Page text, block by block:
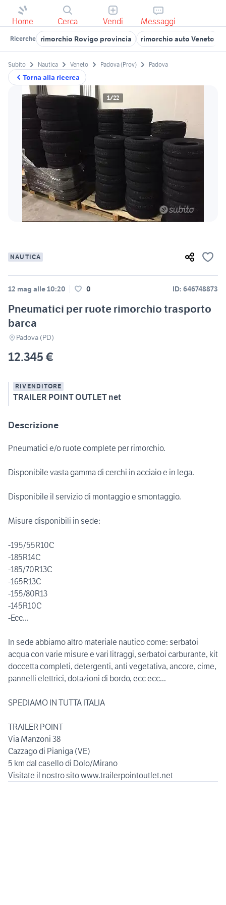
Home Cerca Vendi Messaggi
Ricerche rimorchio Rovigo provincia rimorchio auto Veneto
Torna alla ricerca
Subito Nautica Veneto Padova (Prov) Padova
1/22
NAUTICA
12 mag alle 10:20 0 ID: 646748873
Pneumatici per ruote rimorchio trasporto
barca
Padova (PD)
12.345 €
RIVENDITORE
TRAILER POINT OUTLET net
Descrizione
Pneumatici e/o ruote complete per rimorchio.
Disponibile vasta gamma di cerchi in acciaio e in lega.
Disponibile il servizio di montaggio e smontaggio.
Misure disponibili in sede:
-195/55R10C
-185R14C
-185/70R13C
-165R13C
-155/80R13
-145R10C
-Ecc...
In sede abbiamo altro materiale nautico come: serbatoi
acqua con varie misure e vari litraggi, serbatoi carburante, kit
doccetta completi, detergenti, anti vegetativa, ancore, cime,
pannelli elettrici, dotazioni di bordo, ecc ecc...
SPEDIAMO IN TUTTA ITALIA
TRAILER POINT
Via Manzoni 38
Cazzago di Pianiga (VE)
5 km dal casello di Dolo/Mirano
Visitate il nostro sito www.trailerpointoutlet.net